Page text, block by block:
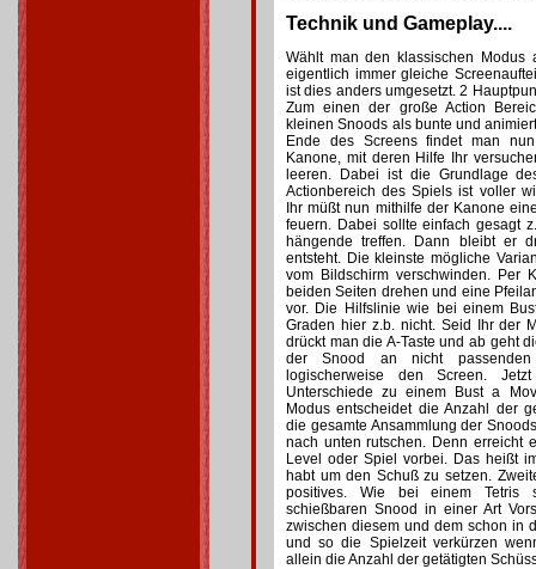
Technik und Gameplay....
Wählt man den klassischen
eigentlich immer gleiche
ist dies anders umgesetzt. 2
Zum einen der große Action
kleinen Snoods als bunte und
Ende des Screens findet man
Kanone, mit deren Hilfe Ihr
leeren. Dabei ist die Grundlage
Actionbereich des Spiels ist voller
Ihr müßt nun mithilfe der Kanone
feuern. Dabei sollte einfach gesagt
hängende treffen. Dann bleibt er
entsteht. Die kleinste mögliche
vom Bildschirm verschwinden. Per
beiden Seiten drehen und eine
vor. Die Hilfslinie wie bei einem
Graden hier z.b. nicht. Seid Ihr der
drückt man die A-Taste und ab geht
der Snood an nicht
logischerweise den Screen.
Unterschiede zu einem Bust a
Modus entscheidet die Anzahl der
die gesamte Ansammlung der
nach unten rutschen. Denn erreicht
Level oder Spiel vorbei. Das heißt
habt um den Schuß zu setzen.
positives. Wie bei einem Tetris
schießbaren Snood in einer Art
zwischen diesem und dem schon in
und so die Spielzeit verkürzen
allein die Anzahl der getätigten